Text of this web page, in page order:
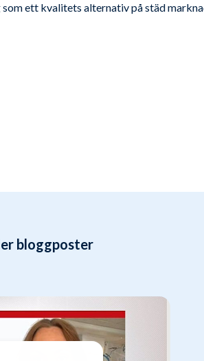
ett kvalitets alternativ på städ
bloggposter